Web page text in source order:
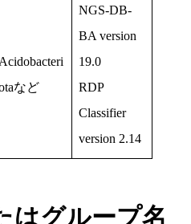
Acidobacteri
など
NGS-DB-
BA version
19.0
RDP
Classifier
version 2.14
はグループ名